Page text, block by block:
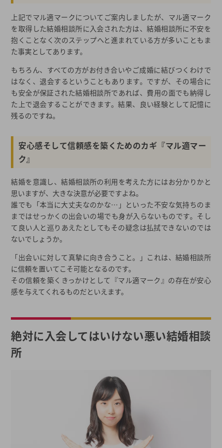
上記でマル適マークについてご案内しましたが、マル適マーク
を取得した結婚相談所に入会された方は、結婚相談所に不安を
抱くことなく次のステップへと進まれている方が多いこともま
た事実としてあります。
もちろん、すべての方がお付き合いやご成婚に結びつくわけで
はなく、退会するということもあります。ですが、その場合に
も安全が保証された結婚相談所であれば、費用の面でも納得し
た上で退会することができます。結果、良い経験として記憶に
残るのですね。
安心感そして信頼感を築くためのカギ『マル適マー
ク』
結婚を意識し、結婚相談所の利用を考えた方にはお分かりかと
思いますが、大きな決意が必要ですよね。
誰でも「本当に大丈夫なのかな…」といった不安な気持ちのま
まではせっかくの出会いの場でも身が入らないものです。そし
て良い人と巡りあえたとしてもその疑念は払拭できないのでは
ないでしょうか。
「出会いに対して真摯に向き合うこと。」これは、結婚相談所
に信頼を置いてこそ可能となるのです。
その信頼を築くきっかけとして『マル適マーク』の存在が安心
感を与えてくれるものだといえます。
絶対に入会してはいけない悪い結婚相談
所